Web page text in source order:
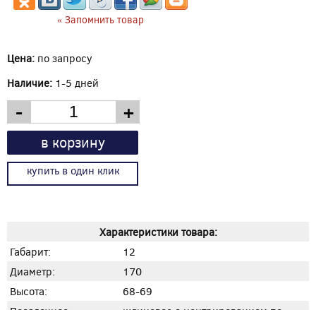
« Запомнить товар
Цена: по запросу
Наличие: 1-5 дней
- +
в корзину
купить в один клик
Характеристики товара:
Габарит:
12
Диаметр:
170
Высота:
68-69